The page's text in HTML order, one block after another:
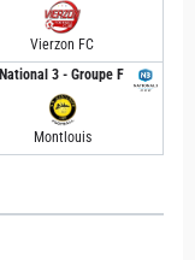
Vierzon FC
National 3 - Groupe F
Montlouis